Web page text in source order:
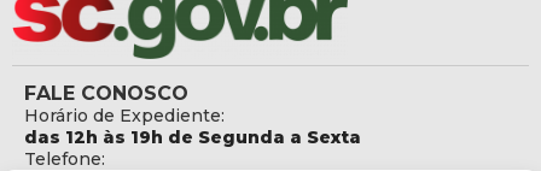
FALE CONOSCO
Horário de Expediente:
das 12h às 19h de Segunda a Sexta
Telefone: